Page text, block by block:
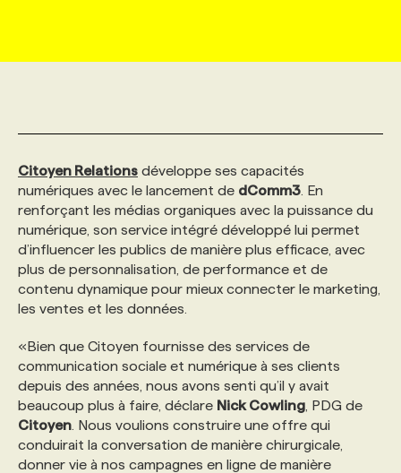
PRIX ET DISTINCTIONS
TENDANCES
GEO/SEO
ÉVÉNEMENTIEL
ANNONCEZ AVEC NOUS
FAQ
ANNONCEZ AVEC NOUS
ANNONCEZ AVEC NOUS
NOS PARCOURS DE FORMATIONS
FORMATIONS PERSONNALISÉES
NOS FORMATEUR‧RICES
NOS TARIFS
PROGRAMMES DE SUBVENTIONS
SERVICE DE CHASSE DE TÊTE
NOS TARIFS
NOS EXPERTISES
ANNONCEZ AVEC NOUS
Citoyen Relations développe ses capacités
numériques avec le lancement de dComm3 . En
renforçant les médias organiques avec la puissance du
numérique, son service intégré développé lui permet
d’influencer les publics de manière plus efficace, avec
plus de personnalisation, de performance et de
contenu dynamique pour mieux connecter le marketing,
les ventes et les données.
«Bien que Citoyen fournisse des services de
communication sociale et numérique à ses clients
depuis des années, nous avons senti qu’il y avait
beaucoup plus à faire, déclare Nick Cowling , PDG de
Citoyen . Nous voulions construire une offre qui
conduirait la conversation de manière chirurgicale,
donner vie à nos campagnes en ligne de manière